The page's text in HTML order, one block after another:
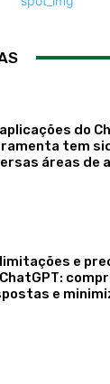
do
tem
áreas de
e
e